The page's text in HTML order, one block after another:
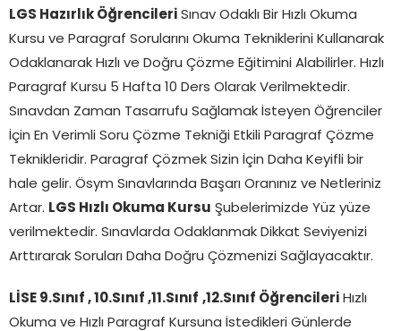
LGS Hazırlık Öğrencileri Sınav Odaklı Bir Hızlı Okuma
Kursu ve Paragraf Sorularını Okuma Tekniklerini Kullanarak
Odaklanarak Hızlı ve Doğru Çözme Eğitimini Alabilirler. Hızlı
Paragraf Kursu 5 Hafta 10 Ders Olarak Verilmektedir.
Sınavdan Zaman Tasarrufu Sağlamak İsteyen Öğrenciler
İçin En Verimli Soru Çözme Tekniği Etkili Paragraf Çözme
Teknikleridir. Paragraf Çözmek Sizin İçin Daha Keyifli bir
hale gelir. Ösym Sınavlarında Başarı Oranınız ve Netleriniz
Artar. LGS Hızlı Okuma Kursu Şubelerimizde Yüz yüze
verilmektedir. Sınavlarda Odaklanmak Dikkat Seviyenizi
Arttırarak Soruları Daha Doğru Çözmenizi Sağlayacaktır.
LİSE 9.Sınıf , 10.Sınıf ,11.Sınıf ,12.Sınıf Öğrencileri
Hızlı
Okuma ve Hızlı Paragraf Kursuna İstedikleri Günlerde